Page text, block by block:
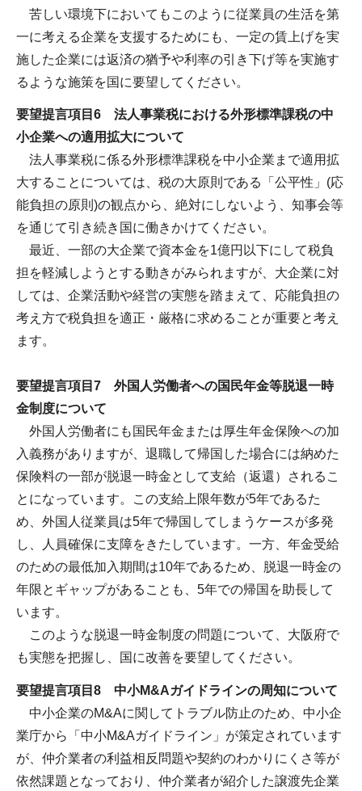
苦しい環境下においてもこのように従業員の生活を第
一に考える企業を支援するためにも、一定の賃上げを実
施した企業には返済の猶予や利率の引き下げ等を実施す
るような施策を国に要望してください。
要望提言項目6 法人事業税における外形標準課税の中
小企業への適用拡大について
法人事業税に係る外形標準課税を中小企業まで適用拡
大することについては、税の大原則である「公平性」(応
能負担の原則)の観点から、絶対にしないよう、知事会等
を通じて引き続き国に働きかけてください。
最近、一部の大企業で資本金を1億円以下にして税負
担を軽減しようとする動きがみられますが、大企業に対
しては、企業活動や経営の実態を踏まえて、応能負担の
考え方で税負担を適正・厳格に求めることが重要と考え
ます。
要望提言項目7 外国人労働者への国民年金等脱退一時
金制度について
外国人労働者にも国民年金または厚生年金保険への加
入義務がありますが、退職して帰国した場合には納めた
保険料の一部が脱退一時金として支給（返還）されるこ
とになっています。この支給上限年数が5年であるた
め、外国人従業員は5年で帰国してしまうケースが多発
し、人員確保に支障をきたしています。一方、年金受給
のための最低加入期間は10年であるため、脱退一時金の
年限とギャップがあることも、5年での帰国を助長して
います。
このような脱退一時金制度の問題について、大阪府で
も実態を把握し、国に改善を要望してください。
要望提言項目8 中小M&Aガイドラインの周知について
中小企業のM&Aに関してトラブル防止のため、中小企
業庁から「中小M&Aガイドライン」が策定されています
が、仲介業者の利益相反問題や契約のわかりにくさ等が
依然課題となっており、仲介業者が紹介した譲渡先企業